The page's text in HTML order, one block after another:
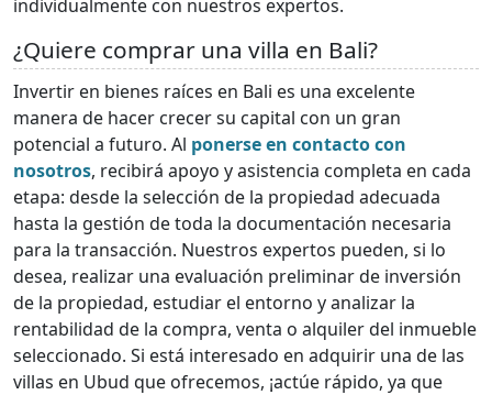
individualmente con nuestros expertos.
¿Quiere comprar una villa en Bali?
Invertir en bienes raíces en Bali es una excelente
manera de hacer crecer su capital con un gran
potencial a futuro. Al ponerse en contacto con
nosotros, recibirá apoyo y asistencia completa en cada
etapa: desde la selección de la propiedad adecuada
hasta la gestión de toda la documentación necesaria
para la transacción. Nuestros expertos pueden, si lo
desea, realizar una evaluación preliminar de inversión
de la propiedad, estudiar el entorno y analizar la
rentabilidad de la compra, venta o alquiler del inmueble
seleccionado. Si está interesado en adquirir una de las
villas en Ubud que ofrecemos, ¡actúe rápido, ya que